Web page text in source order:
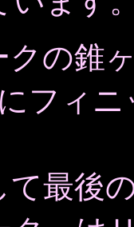
の錐
フィ
最後